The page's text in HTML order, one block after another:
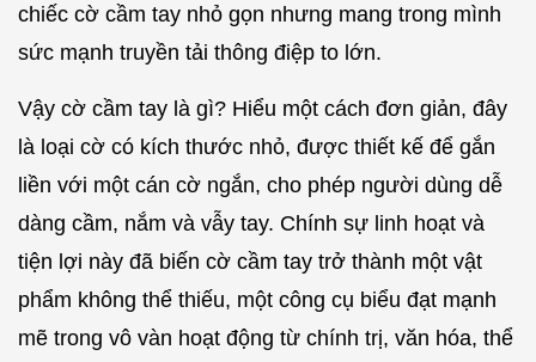
chiếc cờ cầm tay nhỏ gọn nhưng mang trong mình
sức mạnh truyền tải thông điệp to lớn.
Vậy cờ cầm tay là gì? Hiểu một cách đơn giản, đây
là loại cờ có kích thước nhỏ, được thiết kế để gắn
liền với một cán cờ ngắn, cho phép người dùng dễ
dàng cầm, nắm và vẫy tay. Chính sự linh hoạt và
tiện lợi này đã biến cờ cầm tay trở thành một vật
phẩm không thể thiếu, một công cụ biểu đạt mạnh
mẽ trong vô vàn hoạt động từ chính trị, văn hóa, thể